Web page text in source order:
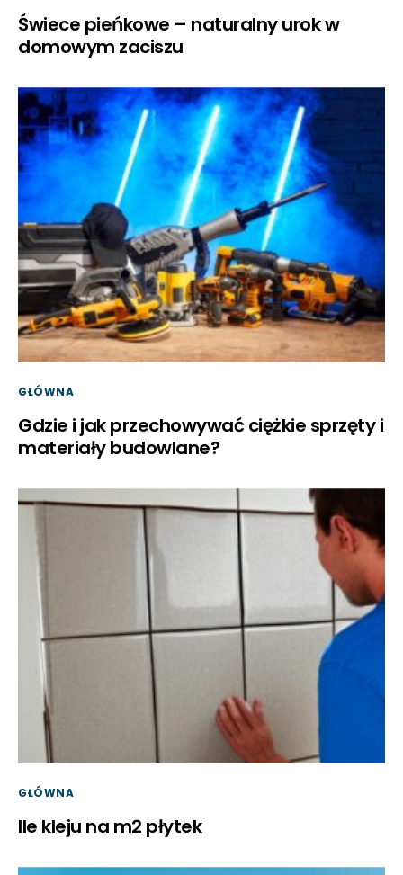
Świece pieńkowe – naturalny urok w
domowym zaciszu
GŁÓWNA
Gdzie i jak przechowywać ciężkie sprzęty i
materiały budowlane?
GŁÓWNA
Ile kleju na m2 płytek